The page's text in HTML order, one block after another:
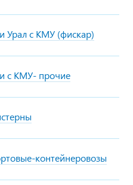
Урал с КМУ (фискар)
с КМУ- прочие
контейнеровозы